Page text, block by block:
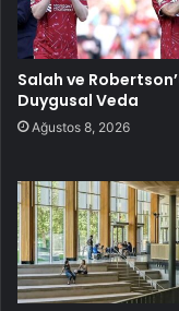
Salah ve
Duygusal Veda
Ağustos 8, 2026